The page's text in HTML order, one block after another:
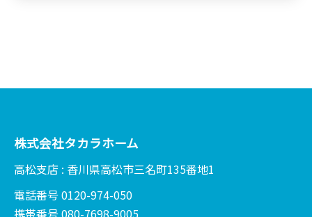
株式会社タカラホーム
高松支店 : 香川県高松市三名町135番地1
電話番号 0120-974-050
携帯番号 080-7698-9005